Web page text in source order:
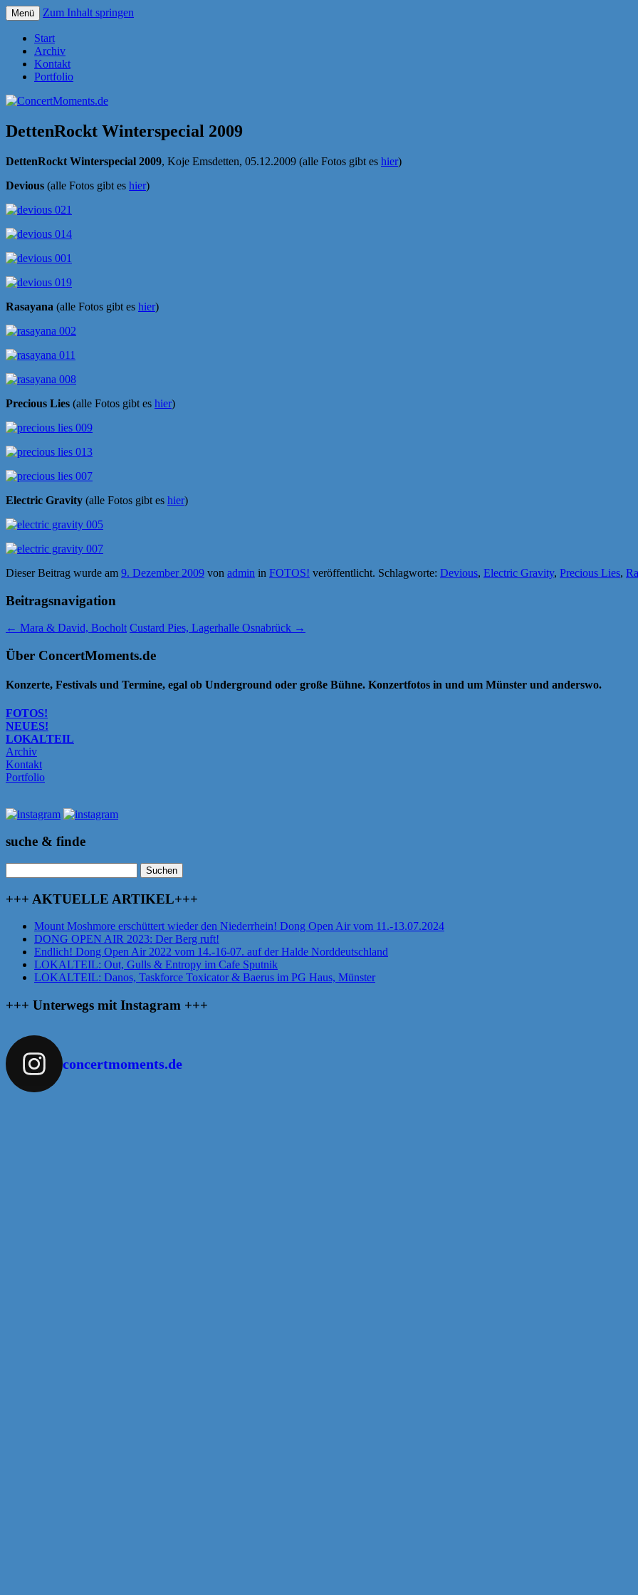
ConcertMoments.de
Menü Zum Inhalt springen
Start
Archiv
Kontakt
Portfolio
DettenRockt Winterspecial 2009
DettenRockt Winterspecial 2009, Koje Emsdetten, 05.12.2009 (alle Fotos gibt es hier)
Devious (alle Fotos gibt es hier)
Rasayana (alle Fotos gibt es hier)
Precious Lies (alle Fotos gibt es hier)
Electric Gravity (alle Fotos gibt es hier)
Dieser Beitrag wurde am 9. Dezember 2009 von admin in FOTOS! veröffentlicht. Schlagworte: Devious, Electric Gravity, Precious Lies,
Beitragsnavigation
← Mara & David, Bocholt Custard Pies, Lagerhalle Osnabrück →
Über ConcertMoments.de
Konzerte, Festivals und Termine, egal ob Underground oder große Bühne. Konzertfotos in und um Münster und anderswo.
FOTOS!
NEUES!
LOKALTEIL
Archiv
Kontakt
Portfolio
suche & finde
nach:
+++ AKTUELLE ARTIKEL+++
Mount Moshmore erschüttert wieder den Niederrhein! Dong Open Air vom 11.-13.07.2024
DONG OPEN AIR 2023: Der Berg ruft!
Endlich! Dong Open Air 2022 vom 14.-16-07. auf der Halde Norddeutschland
LOKALTEIL: Out, Gulls & Entropy im Cafe Sputnik
LOKALTEIL: Danos, Taskforce Toxicator & Baerus im PG Haus, Münster
+++ Unterwegs mit Instagram +++
concertmoments.de